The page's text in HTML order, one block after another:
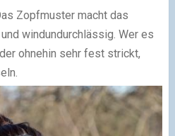
Zopfmuster macht das
windundurchlässig. Wer es
ohnehin sehr fest strickt,